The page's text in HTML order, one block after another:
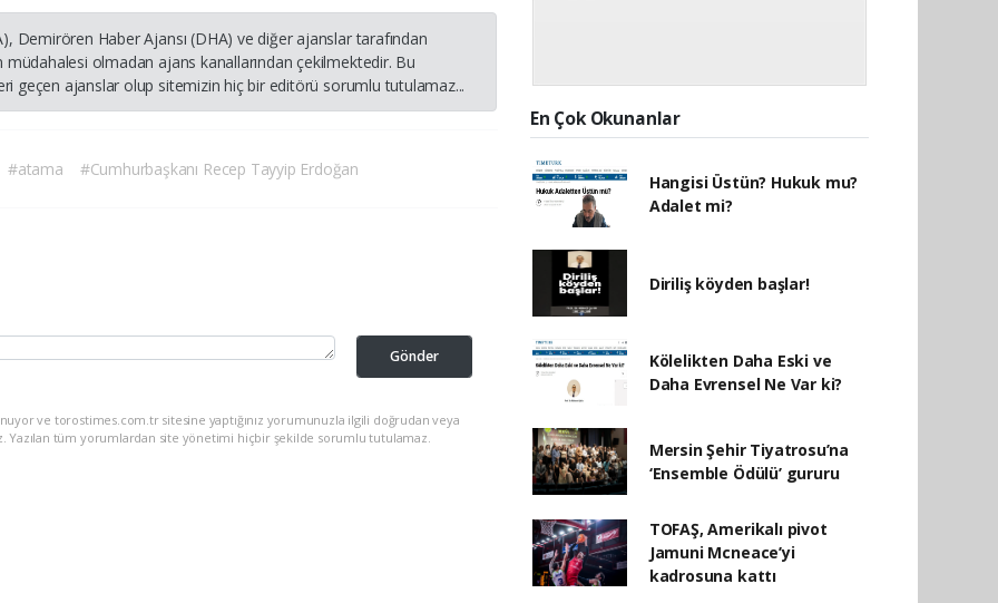
Demirören Haber Ajansı (DHA) ve diğer ajanslar tarafından
olmadan ajans kanallarından çekilmektedir. Bu
geçen ajanslar olup sitemizin hiç bir editörü sorumlu tutulamaz...
#atama #Cumhurbaşkanı Recep Tayyip Erdoğan
Gönder
ve torostimes.com.tr sitesine yaptığınız yorumunuzla ilgili doğrudan veya
Yazılan tüm yorumlardan site yönetimi hiçbir şekilde sorumlu tutulamaz.
En Çok Okunanlar
Hangisi Üstün? Hukuk mu?
Adalet mi?
Diriliş köyden başlar!
Kölelikten Daha Eski ve
Daha Evrensel Ne Var ki?
Mersin Şehir Tiyatrosu’na
‘Ensemble Ödülü’ gururu
TOFAŞ, Amerikalı pivot
Jamuni Mcneace’yi
kadrosuna kattı